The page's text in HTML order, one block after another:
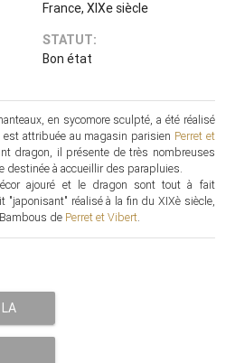
France, XIXe siècle
STATUT:
Bon état
en sycomore sculpté, a été réalisé
est attribuée au magasin parisien Perret et
dragon, il présente de très nombreuses
destinée à accueillir des parapluies.
ajouré et le dragon sont tout à fait
réalisé à la fin du XIXè siècle,
de Perret et Vibert.